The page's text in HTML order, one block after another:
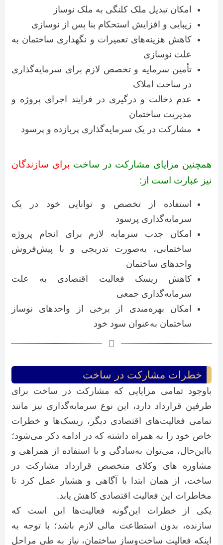
امکان تبدیل ملک کلنگی به ملک نوساز
زیبایی و افزایش استحکام بنا پس از نوسازی
کاهش هزینه‌های تعمیرات و نگهداری ساختمان به
علت نوسازی
تأمین سرمایه و تخصص لازم برای سرمایه‌گذاری
در ساخت املاک
عدم دخالت و درگیری در فرایند اجرای پروژه و
مدیریت ساختمان
مشارکت در یک سرمایه‌گذاری پربازده و پرسود
همچنین مزایای مشارکت در ساخت برای سازندگان
نیز عبارت است از:
استفاده از تخصص و توانایی خود در یک
سرمایه‌گذاری پرسود
امکان جذب سرمایه لازم برای انجام پروژه
ساختمانی، به‌صورت تدریجی و با پیش‌فروش
واحدهای ساختمان
کاهش ریسک فعالیت اقتصادی به علت
سرمایه‌گذاری جمعی
امکان بهره‌مندی از برخی از واحدهای نوساز
ساختمان به‌عنوان سود خود
خطرات مشارکت در ساخت
باوجود تمامی مزایایی که مشارکت در ساخت برای
طرفین قرارداد دارد، این نوع سرمایه‌گذاری نیز مانند
تمامی فعالیت‌های اقتصادی دیگر، ریسک‌ها و خطرات
خاص خود را به همراه داشته که در ادامه ذکر می‌شود؛
بااین‌حال، می‌توان به‌سادگی و با استفاده از همراهی و
مشاوره های وکلای متخصص قرارداد مشارکت در
ساخت، از همان ابتدا با آگاهی و هشیار عمل کرد تا
مخاطرات این فعالیت اقتصادی کاهش یابد.
یکی از خطرات این‌گونه فعالیت‌ها این است که
سازنده، بدون استطاعت مالی لازم باشد؛ با توجه به
اینکه فعالیت ساخت‌وساز ساختمان، نیاز به طی مراحل